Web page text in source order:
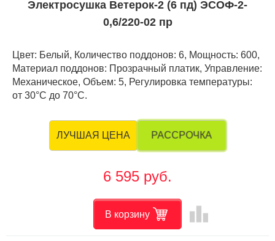
Электросушка Ветерок-2 (6 пд) ЭСОФ-2-
0,6/220-02 пр
Цвет: Белый, Количество поддонов: 6, Мощность: 600,
Материал поддонов: Прозрачный платик, Управление:
Механическое, Объем: 5, Регулировка температуры:
от 30°С до 70°С.
ЛУЧШАЯ ЦЕНА РАССРОЧКА
6 595 руб.
В корзину leaderboard